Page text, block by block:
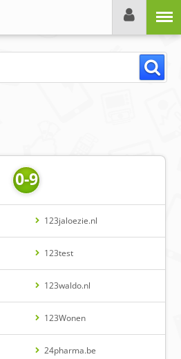
0-9
123jaloezie.nl
123test
123waldo.nl
123Wonen
24pharma.be